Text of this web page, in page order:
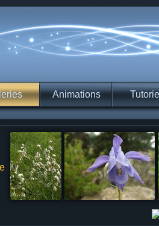
Animations